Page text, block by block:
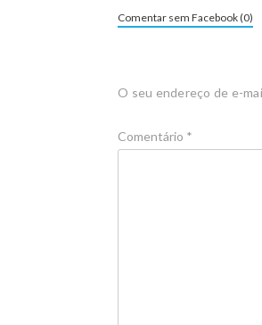
Comentar sem Facebook (0)
O seu endereço de e-
Comentário *